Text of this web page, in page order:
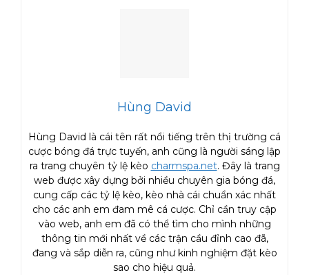
Hùng David
Hùng David là cái tên rất nổi tiếng trên thị trường cá
cược bóng đá trực tuyến, anh cũng là người sáng lập
ra trang chuyên tỷ lệ kèo charmspa.net. Đây là trang
web được xây dựng bởi nhiều chuyên gia bóng đá,
cung cấp các tỷ lệ kèo, kèo nhà cái chuẩn xác nhất
cho các anh em đam mê cá cược. Chỉ cần truy cập
vào web, anh em đã có thể tìm cho mình những
thông tin mới nhất về các trận cầu đỉnh cao đã,
đang và sắp diễn ra, cũng như kinh nghiệm đặt kèo
sao cho hiệu quả.